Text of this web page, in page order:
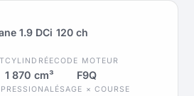
1.9 DCi 120 ch
CYLINDRÉE
1 870 cm³
CODE MOTEUR
F9Q
ALÉSAGE × COURSE